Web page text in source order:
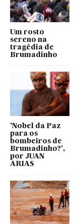
Um rosto
sereno na
tragédia de
Brumadinho
'Nobel da Paz
para os
bombeiros de
Brumadinho?',
por JUAN
ARIAS